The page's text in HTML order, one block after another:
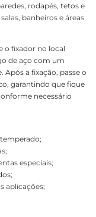
rodapés, tetos e
banheiros e áreas
o fixador no local
de aço com um
a fixação, passe o
garantindo que fique
necessário
especiais;
aplicações;